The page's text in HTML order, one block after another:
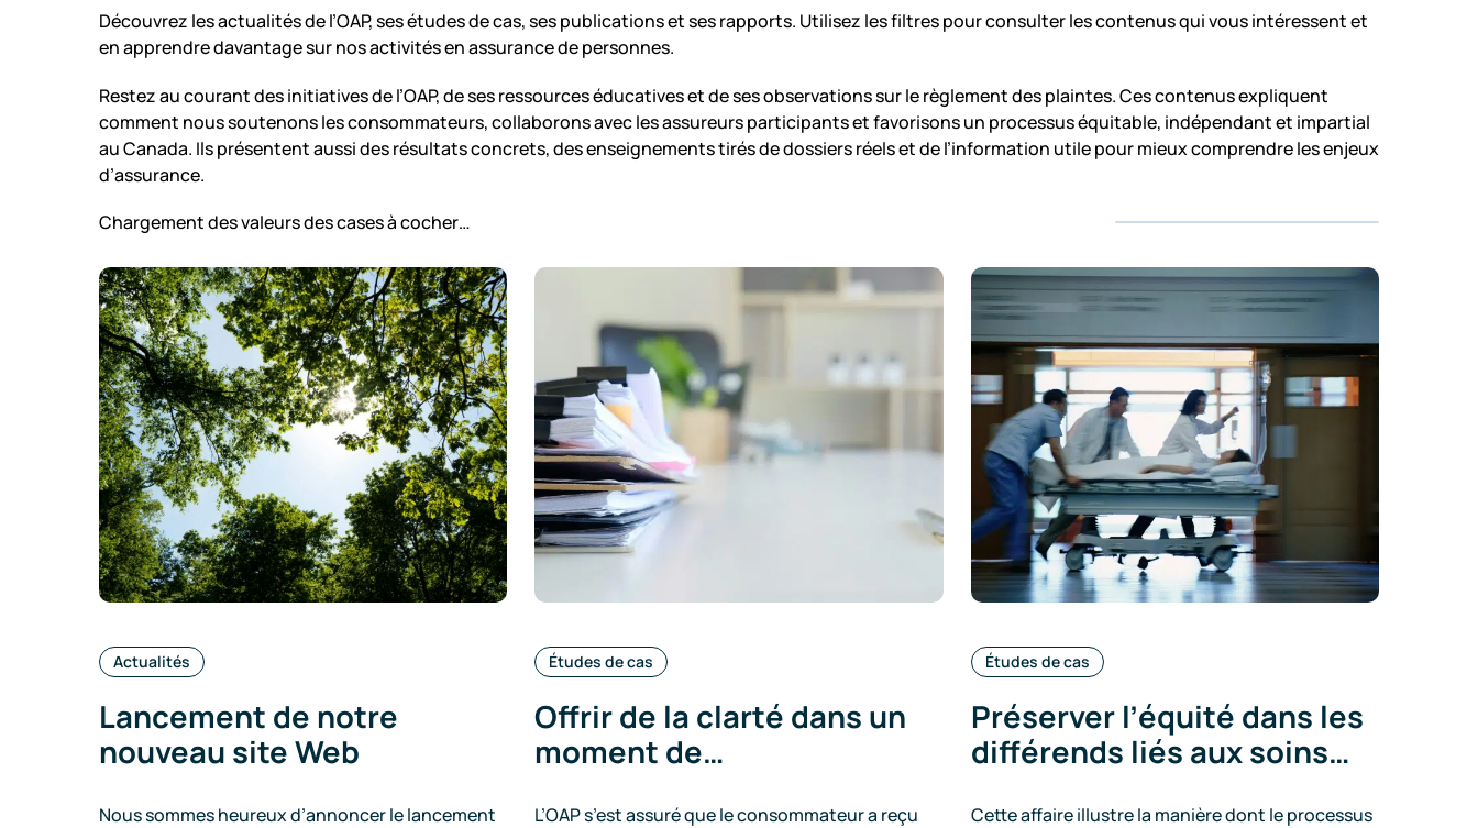
Découvrez les actualités de l’OAP, ses études de cas, ses publications et ses rapports. Utilisez les filtres pour consulter les contenus qui vous intéressent et
en apprendre davantage sur nos activités en assurance de personnes.
Restez au courant des initiatives de l’OAP, de ses ressources éducatives et de ses observations sur le règlement des plaintes. Ces contenus expliquent
comment nous soutenons les consommateurs, collaborons avec les assureurs participants et favorisons un processus équitable, indépendant et impartial
au Canada. Ils présentent aussi des résultats concrets, des enseignements tirés de dossiers réels et de l’information utile pour mieux comprendre les enjeux
d’assurance.
Chargement des valeurs des cases à cocher…
Catégories
:
Actualités
Lancement de notre
nouveau site Web
Nous sommes heureux d’annoncer le lancement
Catégories
:
Études de cas
Offrir de la clarté dans un
moment de…
L’OAP s’est assuré que le consommateur a reçu
Catégories
:
Études de cas
Préserver l’équité dans les
différends liés aux soins…
Cette affaire illustre la manière dont le processus